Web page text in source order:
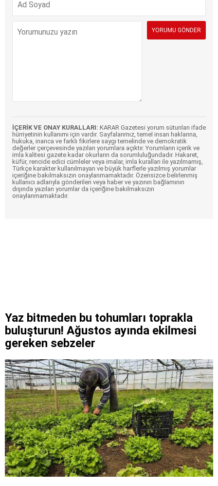
İÇERİK VE ONAY KURALLARI: KARAR Gazetesi yorum sütunları ifade
hürriyetinin kullanımı için vardır. Sayfalarımız, temel insan haklarına,
hukuka, inanca ve farklı fikirlere saygı temelinde ve demokratik
değerler çerçevesinde yazılan yorumlara açıktır. Yorumların içerik ve
imla kalitesi gazete kadar okurların da sorumluluğundadır. Hakaret,
küfür, rencide edici cümleler veya imalar, imla kuralları ile yazılmamış,
Türkçe karakter kullanılmayan ve büyük harflerle yazılmış yorumlar
içeriğine bakılmaksızın onaylanmamaktadır. Özensizce belirlenmiş
kullanıcı adlarıyla gönderilen veya haber ve yazının bağlamının
dışında yazılan yorumlar da içeriğine bakılmaksızın
onaylanmamaktadır.
Yaz bitmeden bu tohumları toprakla
buluşturun! Ağustos ayında ekilmesi
gereken sebzeler